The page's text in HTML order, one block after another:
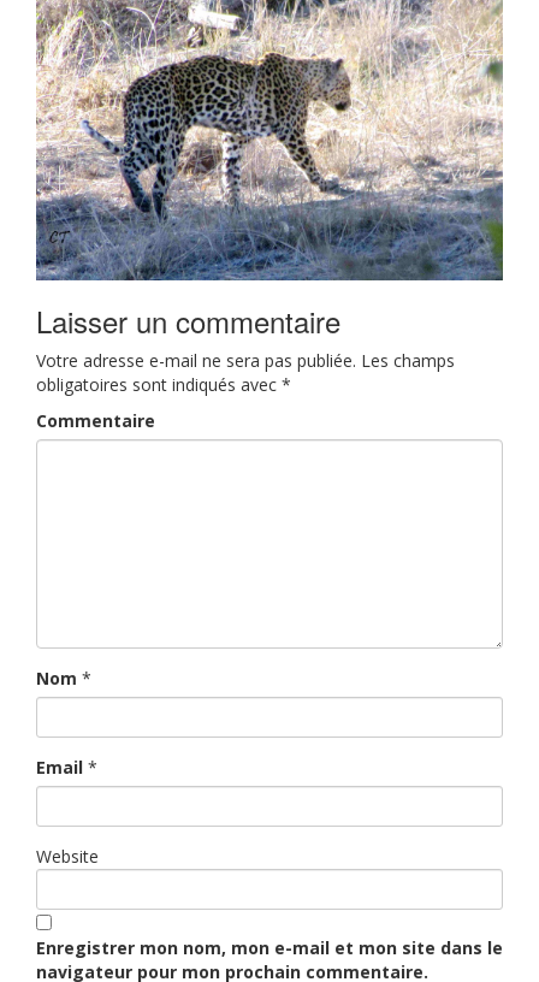
Laisser un commentaire
Votre adresse e-mail ne sera pas publiée. Les champs
obligatoires sont indiqués avec *
Commentaire
Nom *
Email *
Website
Enregistrer mon nom, mon e-mail et mon site dans le
navigateur pour mon prochain commentaire.